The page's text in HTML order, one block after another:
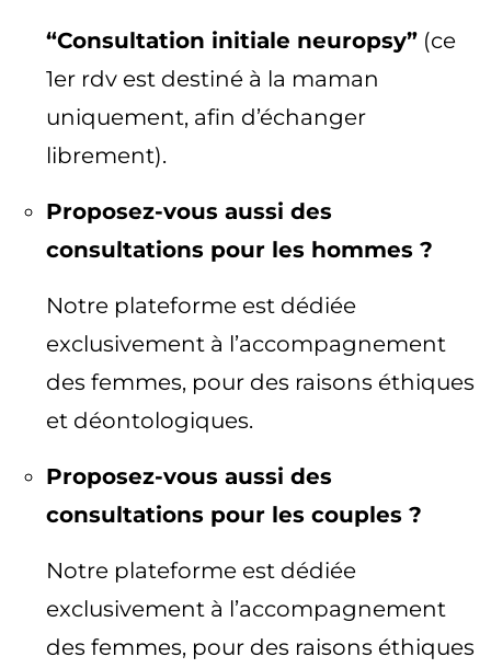
“Consultation initiale neuropsy” (ce
1er rdv est destiné à la maman
uniquement, afin d’échanger
librement).
Proposez-vous aussi des
consultations pour les hommes ?
Notre plateforme est dédiée
exclusivement à l’accompagnement
des femmes, pour des raisons éthiques
et déontologiques.
Proposez-vous aussi des
consultations pour les couples ?
Notre plateforme est dédiée
exclusivement à l’accompagnement
des femmes, pour des raisons éthiques